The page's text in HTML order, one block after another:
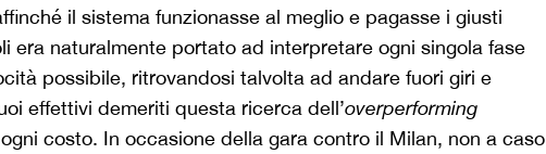
il sistema funzionasse al meglio e pagasse i giusti
era naturalmente portato ad interpretare ogni singola fase
possibile, ritrovandosi talvolta ad andare fuori giri e
effettivi demeriti questa ricerca dell’overperforming
costo. In occasione della gara contro il Milan, non a caso